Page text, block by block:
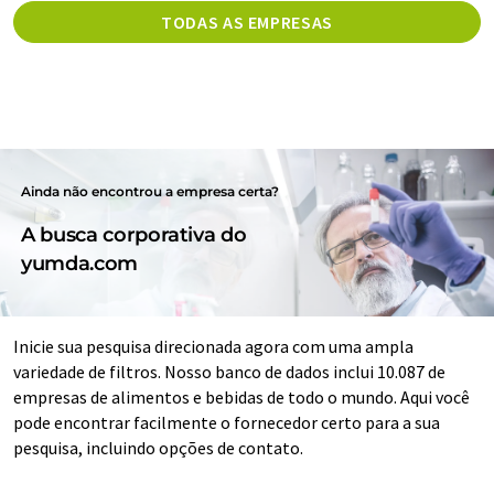
TODAS AS EMPRESAS
Ainda não encontrou a empresa certa?
A busca corporativa do
yumda.com
Inicie sua pesquisa direcionada agora com uma ampla
variedade de filtros. Nosso banco de dados inclui 10.087 de
empresas de alimentos e bebidas de todo o mundo. Aqui você
pode encontrar facilmente o fornecedor certo para a sua
pesquisa, incluindo opções de contato.